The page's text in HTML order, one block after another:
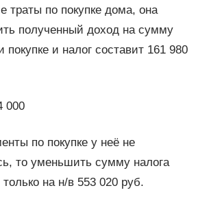
траты по покупке дома, она
полученный доход на сумму
покупке и налог составит 161 980
000
по покупке у неё не
то уменьшить сумму налога
на н/в 553 020 руб.